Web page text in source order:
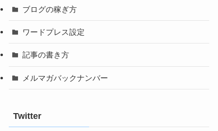
ブログの稼ぎ方
ワードプレス設定
記事の書き方
メルマガバックナンバー
Twitter